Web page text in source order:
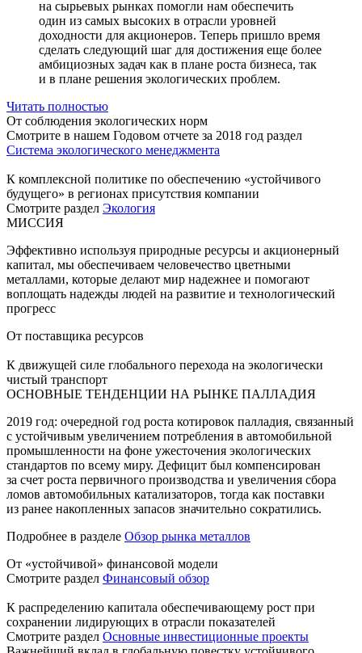
на сырьевых рынках помогли нам обеспечить
один из самых высоких в отрасли уровней
доходности для акционеров. Теперь пришло время
сделать следующий шаг для достижения еще более
амбициозных задач как в плане роста бизнеса, так
и в плане решения экологических проблем.
Читать полностью
От соблюдения экологических норм
Смотрите в нашем Годовом отчете за 2018 год раздел
Система экологического менеджмента
К комплексной политике по обеспечению «устойчивого
будущего» в регионах присутствия компании
Смотрите раздел Экология
МИССИЯ
Эффективно используя природные ресурсы и акционерный
капитал, мы обеспечиваем человечество цветными
металлами, которые делают мир надежнее и помогают
воплощать надежды людей на развитие и технологический
прогресс
От поставщика ресурсов
К движущей силе глобального перехода на экологически
чистый транспорт
ОСНОВНЫЕ ТЕНДЕНЦИИ НА РЫНКЕ ПАЛЛАДИЯ
2019 год: очередной год роста котировок палладия, связанный
с устойчивым увеличением потребления в автомобильной
промышленности на фоне ужесточения экологических
стандартов по всему миру. Дефицит был компенсирован
за счет роста первичного производства и увеличения сбора
ломов автомобильных катализаторов, тогда как поставки
из ранее накопленных запасов значительно сократились.
Подробнее в разделе Обзор рынка металлов
От «устойчивой» финансовой модели
Смотрите раздел Финансовый обзор
К распределению капитала обеспечивающему рост при
сохранении лидирующих в отрасли показателей
Смотрите раздел Основные инвестиционные проекты